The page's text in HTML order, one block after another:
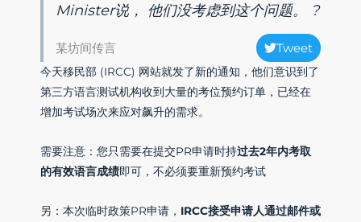
Minister说， 他们没考虑到这个问题。 ?
某坊间传言 Tweet
今天移民部 (IRCC) 网站就发了新的通知，他们意识到了
第三方语言测试机构收到大量的考位预约订单，已经在
增加考试场次来应对飙升的需求。
需要注意：您只需要在提交PR申请时持过去2年内考取
的有效语言成绩即可，不必须要重新预约考试
另：本次临时政策PR申请， IRCC接受申请人通过邮件或